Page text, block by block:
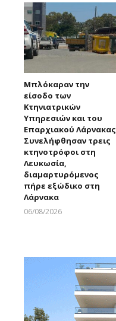
Μπλόκαραν την
είσοδο των
Κτηνιατρικών
Υπηρεσιών και του
Επαρχιακού Λάρνακας
Συνελήφθησαν τρεις
κτηνοτρόφοι στη
Λευκωσία,
διαμαρτυρόμενος
πήρε εξώδικο στη
Λάρνακα
06/08/2026